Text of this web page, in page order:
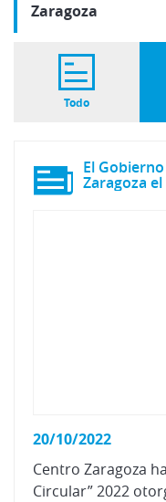
Zaragoza
Todo
El
Zaragoza
20/10/2022
Centro Zaragoza
Circular” 2022